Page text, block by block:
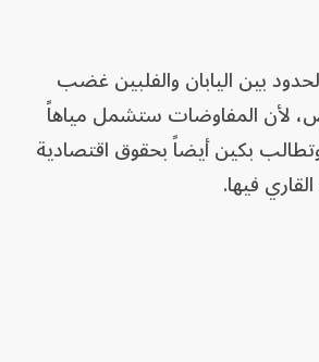
بين اليابان والفلبين غضب
لأن المفاوضات ستشمل مياهاً
بكين أيضاً بحقوق اقتصادية
فيها.